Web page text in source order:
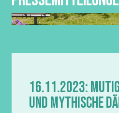
16.11.2023:
UND MYTHISCHE